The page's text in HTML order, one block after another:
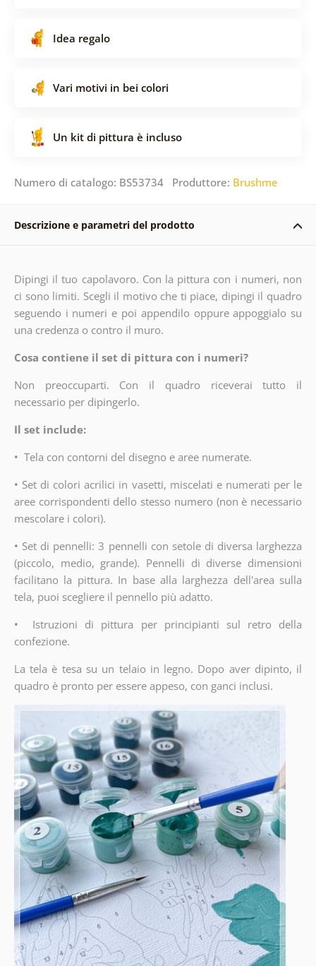
Idea regalo
Vari motivi in ​​bei colori
Un kit di pittura è incluso
Numero di catalogo: BS53734 Produttore: Brushme
Descrizione e parametri del prodotto
Dipingi il tuo capolavoro. Con la pittura con i numeri, non
ci sono limiti. Scegli il motivo che ti piace, dipingi il quadro
seguendo i numeri e poi appendilo oppure appoggialo su
una credenza o contro il muro.
Cosa contiene il set di pittura con i numeri?
Non preoccuparti. Con il quadro riceverai tutto il
necessario per dipingerlo.
Il set include:
• Tela con contorni del disegno e aree numerate.
• Set di colori acrilici in vasetti, miscelati e numerati per le
aree corrispondenti dello stesso numero (non è necessario
mescolare i colori).
• Set di pennelli: 3 pennelli con setole di diversa larghezza
(piccolo, medio, grande). Pennelli di diverse dimensioni
facilitano la pittura. In base alla larghezza dell'area sulla
tela, puoi scegliere il pennello più adatto.
• Istruzioni di pittura per principianti sul retro della
confezione.
La tela è tesa su un telaio in legno. Dopo aver dipinto, il
quadro è pronto per essere appeso, con ganci inclusi.